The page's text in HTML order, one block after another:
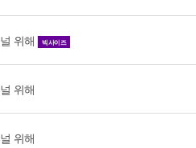
널 위해 빅사이즈
널 위해
널 위해